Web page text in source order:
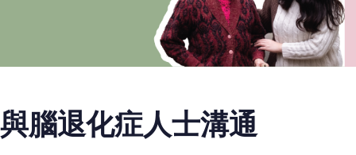
與腦退化症人士溝通